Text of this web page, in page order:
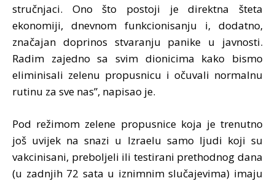
stručnjaci. Ono što postoji je direktna šteta
ekonomiji, dnevnom funkcionisanju i, dodatno,
značajan doprinos stvaranju panike u javnosti.
Radim zajedno sa svim dionicima kako bismo
eliminisali zelenu propusnicu i očuvali normalnu
rutinu za sve nas”, napisao je.
Pod režimom zelene propusnice koja je trenutno
još uvijek na snazi u Izraelu samo ljudi koji su
vakcinisani, preboljeli ili testirani prethodnog dana
(u zadnjih 72 sata u iznimnim slučajevima) imaju